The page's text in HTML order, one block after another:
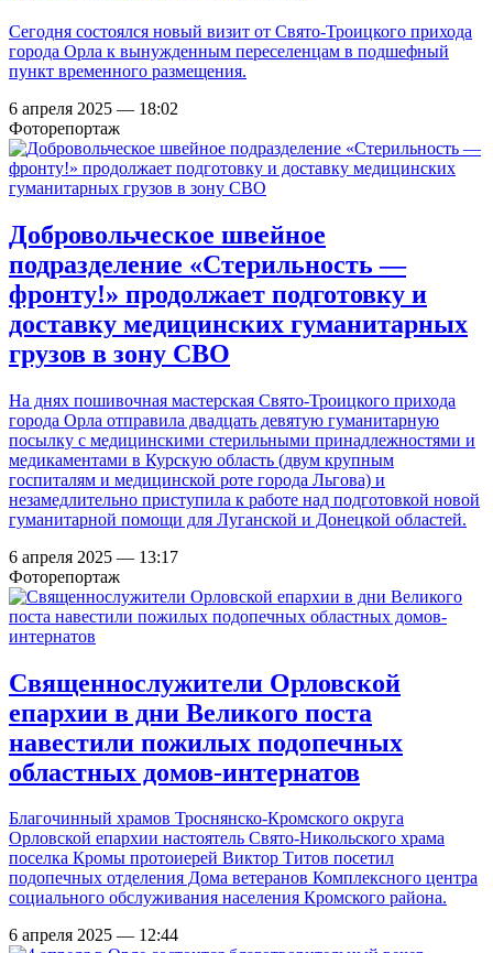
Сегодня состоялся новый визит от Свято-Троицкого прихода
города Орла к вынужденным переселенцам в подшефный
пункт временного размещения.
6 апреля 2025 — 18:02
Фоторепортаж
Добровольческое швейное
подразделение «Стерильность —
фронту!» продолжает подготовку и
доставку медицинских гуманитарных
грузов в зону СВО
На днях пошивочная мастерская Свято-Троицкого прихода
города Орла отправила двадцать девятую гуманитарную
посылку с медицинскими стерильными принадлежностями и
медикаментами в Курскую область (двум крупным
госпиталям и медицинской роте города Льгова) и
незамедлительно приступила к работе над подготовкой новой
гуманитарной помощи для Луганской и Донецкой областей.
6 апреля 2025 — 13:17
Фоторепортаж
Священнослужители Орловской
епархии в дни Великого поста
навестили пожилых подопечных
областных домов-интернатов
Благочинный храмов Троснянско-Кромского округа
Орловской епархии настоятель Свято-Никольского храма
поселка Кромы протоиерей Виктор Титов посетил
подопечных отделения Дома ветеранов Комплексного центра
социального обслуживания населения Кромского района.
6 апреля 2025 — 12:44